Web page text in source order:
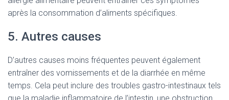
après la consommation d’aliments spécifiques.
5. Autres causes
D’autres causes moins fréquentes peuvent également
entraîner des vomissements et de la diarrhée en même
temps. Cela peut inclure des troubles gastro-intestinaux tels